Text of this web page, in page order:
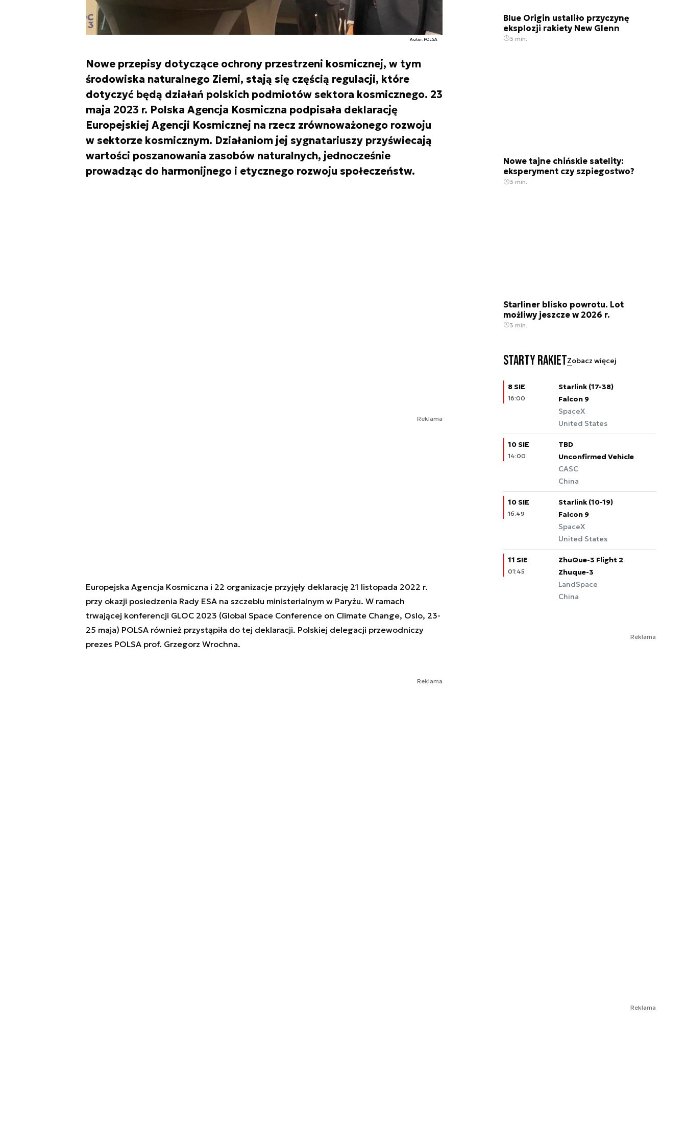
Autor. POLSA
Nowe przepisy dotyczące ochrony przestrzeni kosmicznej, w tym
środowiska naturalnego Ziemi, stają się częścią regulacji, które
dotyczyć będą działań polskich podmiotów sektora kosmicznego. 23
maja 2023 r. Polska Agencja Kosmiczna podpisała deklarację
Europejskiej Agencji Kosmicznej na rzecz zrównoważonego rozwoju
w sektorze kosmicznym. Działaniom jej sygnatariuszy przyświecają
wartości poszanowania zasobów naturalnych, jednocześnie
prowadząc do harmonijnego i etycznego rozwoju społeczeństw.
Reklama
Europejska Agencja Kosmiczna i 22 organizacje przyjęły deklarację 21 listopada 2022 r.
przy okazji posiedzenia Rady ESA na szczeblu ministerialnym w Paryżu. W ramach
trwającej konferencji GLOC 2023 (Global Space Conference on Climate Change, Oslo, 23-
25 maja) POLSA również przystąpiła do tej deklaracji. Polskiej delegacji przewodniczy
prezes POLSA prof. Grzegorz Wrochna.
Reklama
Blue Origin ustaliło przyczynę
eksplozji rakiety New Glenn
3 min.
Nowe tajne chińskie satelity:
eksperyment czy szpiegostwo?
3 min.
Starliner blisko powrotu. Lot
możliwy jeszcze w 2026 r.
3 min.
Starty rakietZobacz więcej
8 SIE
16:00
Starlink (17-38)
Falcon 9
SpaceX
United States
10 SIE
14:00
TBD
Unconfirmed Vehicle
CASC
China
10 SIE
16:49
Starlink (10-19)
Falcon 9
SpaceX
United States
11 SIE
01:45
ZhuQue-3 Flight 2
Zhuque-3
LandSpace
China
Reklama
Reklama